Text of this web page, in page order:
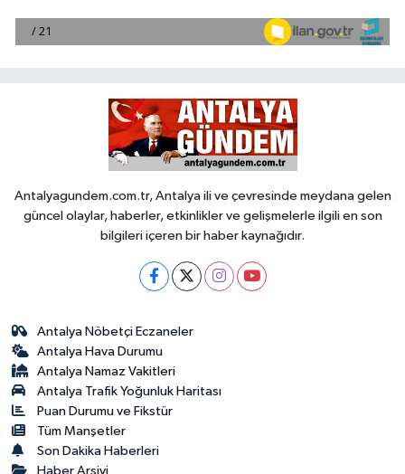
Antalyagundem.com.tr, Antalya ili ve çevresinde meydana gelen
güncel olaylar, haberler, etkinlikler ve gelişmelerle ilgili en son
bilgileri içeren bir haber kaynağıdır.
Antalya Nöbetçi Eczaneler
Antalya Hava Durumu
Antalya Namaz Vakitleri
Antalya Trafik Yoğunluk Haritası
Puan Durumu ve Fikstür
Tüm Manşetler
Son Dakika Haberleri
Haber Arşivi